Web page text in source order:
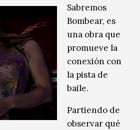
Sabremos
Bombear, es
una obra que
promueve la
conexión con
la pista de
baile.
Partiendo de
observar qué